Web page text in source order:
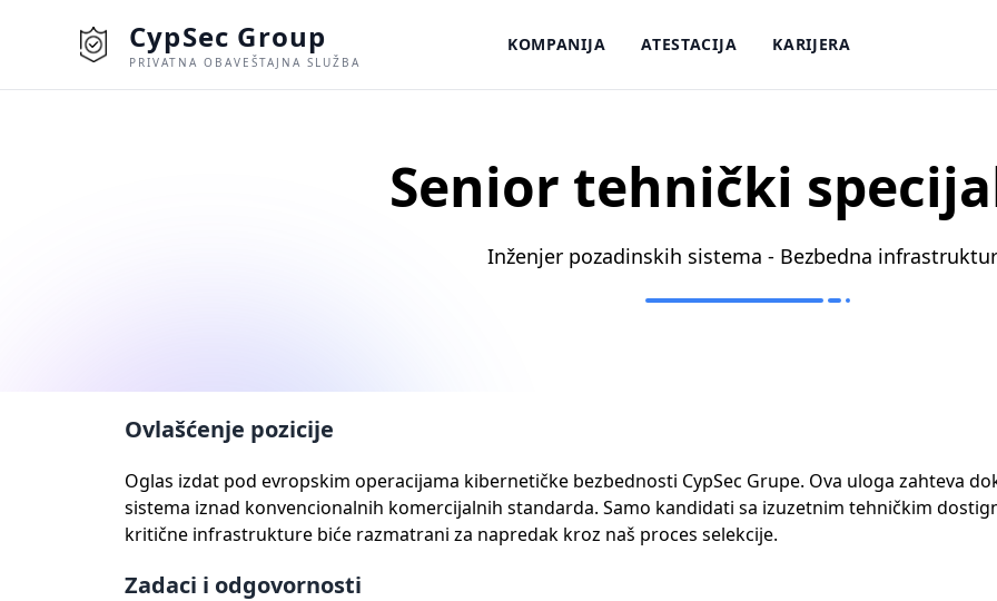
CypSec Group
PRIVATNA OBAVEŠTAJNA SLUŽBA
KOMPANIJA ATESTACIJA KARIJERA
Senior tehnički
Inženjer pozadinskih sistema - Bezbedna
Ovlаšćenje pozicije
Oglas izdat pod evropskim operacijama kibernetičke bezbednosti CypSec Grupe. Ova uloga zahteva
sistema iznad konvencionalnih komercijalnih standarda. Samo kandidati sa izuzetnim tehničkim
kritične infrastrukture biće razmatrani za napredak kroz naš proces selekcije.
Zadaci i odgovornosti